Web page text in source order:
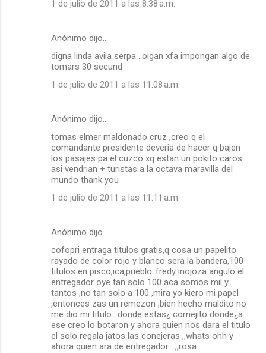
1 de julio de 2011 a las 8:38 a.m.
Anónimo dijo…
digna linda avila serpa ..oigan xfa impongan algo de
tomars 30 secund
1 de julio de 2011 a las 11:08 a.m.
Anónimo dijo…
tomas elmer maldonado cruz ,creo q el
comandante presidente deveria de hacer q bajen
los pasajes pa el cuzco xq estan un pokito caros
asi vendrian + turistas a la octava maravilla del
mundo thank you
1 de julio de 2011 a las 11:11 a.m.
Anónimo dijo…
cofopri entraga titulos gratis,q cosa un papelito
rayado de color rojo y blanco sera la bandera,100
titulos en pisco,ica,pueblo..fredy inojoza angulo el
entregador oye tan solo 100 aca somos mil y
tantos ,no tan solo a 100 ,mira yo kiero mi papel
,entonces zas un remezon ,bien hecho maldito no
me dio mi titulo ..donde estas¿ cornejito donde¿a
ese creo lo botaron y ahora quien nos dara el titulo
el solo regala jatos las conejeras ,,whats ohh y
ahora quien ara de entregador....,,rosa